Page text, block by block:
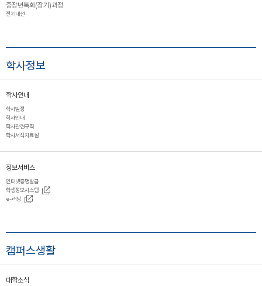
중장년특화(장기)과정
전기내선
학사정보
학사안내
학사일정
학사안내
학사관련규칙
학사서식자료실
정보서비스
인터넷증명발급
학생정보시스템
e-러닝
캠퍼스생활
대학소식